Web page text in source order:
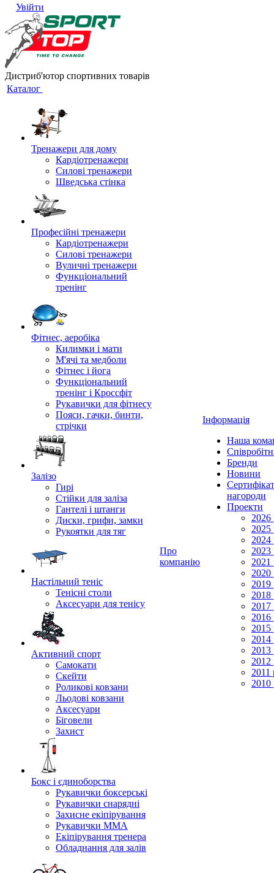
Увійти
Дистриб'ютор спортивних товарів
Каталог
Тренажери для дому
Кардіотренажери
Силові тренажери
Шведська стінка
Професійні тренажери
Кардіотренажери
Силові тренажери
Вуличні тренажери
Функціональний
тренінг
Фітнес, аеробіка
Килимки і мати
М'ячі та медболи
Фітнес і йога
Функціональний
тренінг і Кроссфіт
Рукавички для фітнесу
Пояси, гачки, бинти,
стрічки
Залізо
Гирі
Стійки для заліза
Гантелі і штанги
Диски, грифи, замки
Рукоятки для тяг
Настільний теніс
Тенісні столи
Аксесуари для тенісу
Активний спорт
Самокати
Скейти
Роликові ковзани
Льодові ковзани
Аксесуари
Біговели
Захист
Бокс і єдиноборства
Рукавички боксерські
Рукавички снарядні
Захисне екіпірування
Рукавички ММА
Екіпірування тренера
Обладнання для залів
Про
компанію
Інформація
Наша
Бренди
Новини
нагороди
Проекти
2026
2025
2024
2023
2021
2020
2019
2018
2017
2016
2015
2014
2013
2012
2011
2010